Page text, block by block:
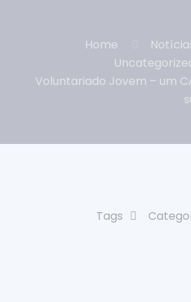
Home
Voluntariado Jovem – um
Tags